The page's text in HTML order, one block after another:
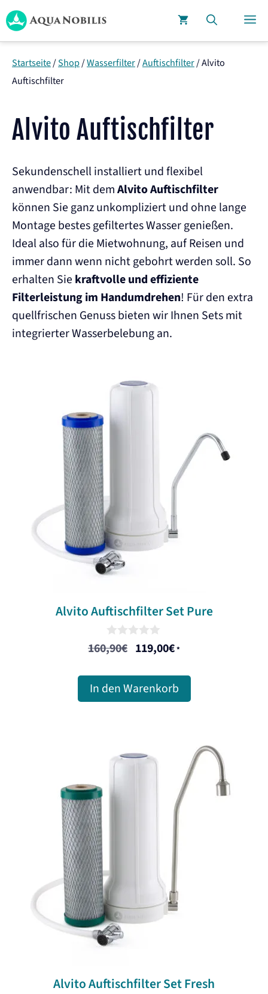
Zum
Inhalt
springen
Startseite/Shop/Wasserfilter/Auftischfilter/Alvito
Auftischfilter
Alvito Auftischfilter
Sekundenschell installiert und flexibel
anwendbar: Mit demAlvito Auftischfilter
können Sie ganz unkompliziert und ohne lange
Montage bestes gefiltertes Wasser genießen.
Ideal also für die Mietwohnung, auf Reisen und
immer dann wenn nicht gebohrt werden soll. So
erhalten Sie kraftvolle und effiziente
Filterleistung im Handumdrehen! Für den extra
quellfrischen Genuss bieten wir Ihnen Sets mit
integrierter Wasserbelebung an.
Alvito Auftischfilter Set Pure
0
o
t
o
f
5
160,90€ Ursprünglicher
war:
160,90€
119,00€Aktueller
ist:
119,00€.
*
In den Warenkorb
Alvito Auftischfilter Set Fresh